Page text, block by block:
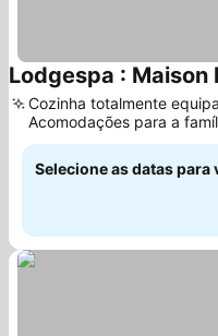
Lodgespa : Maison
Cozinha totalmente
Acomodações para a
Selecione as datas para